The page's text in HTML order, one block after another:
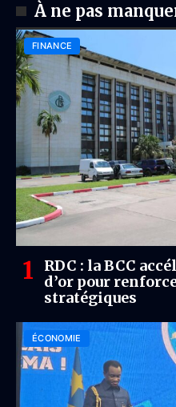
À ne pas
FINANCE
RDC : la BCC
d’or pour
stratégiques
ÉCONOMIE